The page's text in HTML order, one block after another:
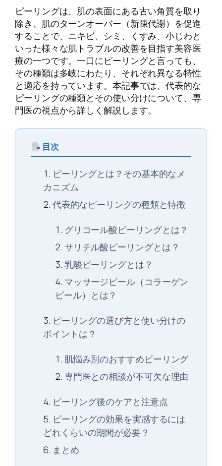
ピーリングは、肌の表面にある古い角質を取り
除き、肌のターンオーバー（新陳代謝）を促進
することで、ニキビ、シミ、くすみ、小じわと
いった様々な肌トラブルの改善を目指す美容医
療の一つです。一口にピーリングと言っても、
その種類は多岐にわたり、それぞれ異なる特性
と適応を持っています。本記事では、代表的な
ピーリングの種類とその使い分けについて、専
門医の視点から詳しく解説します。
目次
ピーリングとは？その基本的なメ
カニズム
代表的なピーリングの種類と特徴
グリコール酸ピーリングとは？
サリチル酸ピーリングとは？
乳酸ピーリングとは？
マッサージピール（コラーゲン
ピール）とは？
ピーリングの選び方と使い分けの
ポイントは？
肌悩み別のおすすめピーリング
専門医との相談が不可欠な理由
ピーリング後のケアと注意点
ピーリングの効果を実感するには
どれくらいの期間が必要？
まとめ